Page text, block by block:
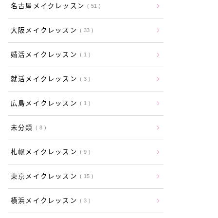
名古屋メイクレッスン 51
大阪メイクレッスン 33
婚活メイクレッスン 1
就活メイクレッスン 3
広島メイクレッスン 1
未分類 8
札幌メイクレッスン 9
東京メイクレッスン 15
横浜メイクレッスン 3